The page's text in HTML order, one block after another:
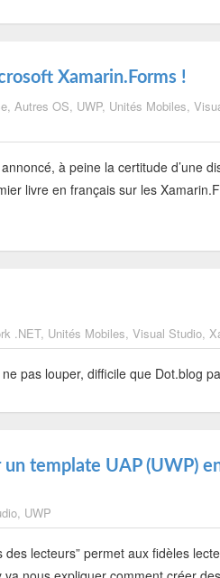
Xamarin.Forms !
, Autres OS, UWP, Unités Mobiles,
à peine la certitude d’une
livre en français sur les
.NET, Unités Mobiles, Visual Studio,
pas louper, difficile que Dot.blog
template UAP (UWP)
, UWP
lecteurs” permet aux fidèles